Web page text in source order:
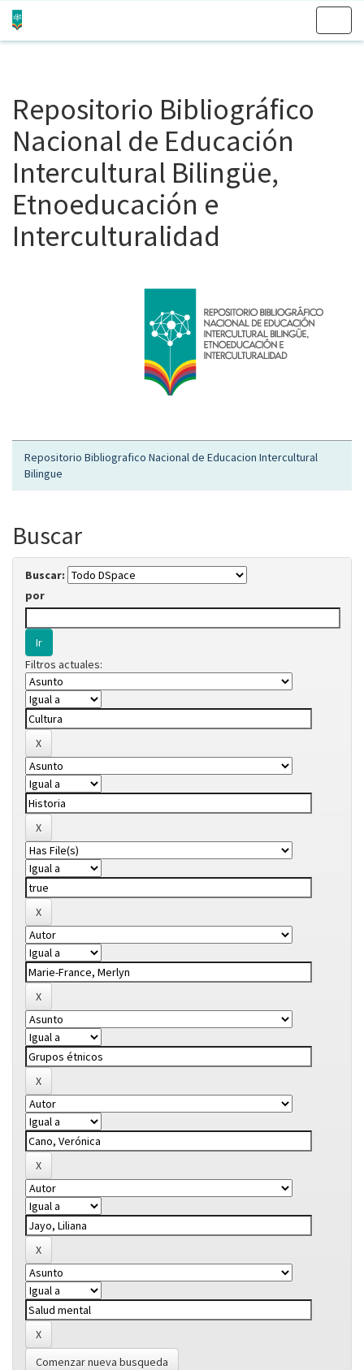
Repositorio Bibliográfico
Nacional de Educación
Intercultural Bilingüe,
Etnoeducación e
Interculturalidad
Repositorio Bibliografico Nacional de Educacion Intercultural
Bilingue
Buscar
Buscar:
por
Filtros actuales:
Comenzar nueva busqueda